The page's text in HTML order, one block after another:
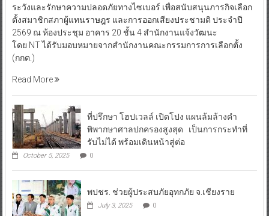
ระวังและรักษาความปลอดภัยทางไซเบอร์ เพื่อสนับสนุนภารกิจเลือก
ตั้งสมาชิกสภาผู้แทนราษฎร และการออกเสียงประชามติ ประจำปี
2569 ณ ห้องประชุม อาคาร 20 ชั้น 4 สำนักงานแจ้งวัฒนะ
โดย NT ได้รับมอบหมายจากสำนักงานคณะกรรมการการเลือกตั้ง
(กกต.)
Read More
ที่ปรึกษา โฮปเวลล์ เปิดโปง แผนล้มล้างคำ
พิพากษาศาลปกครองสูงสุด เป็นการกระทำที่
รับไม่ได้ พร้อมเดินหน้าสู่ต่อ
October 5, 2025 0
พปชร. ช่วยผู้ประสบภัยอุทกภัย จ.เชียงราย
July 3, 2025 0